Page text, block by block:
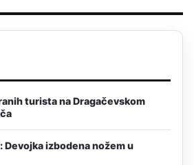
turista na Dragačevskom
Devojka izbodena nožem u